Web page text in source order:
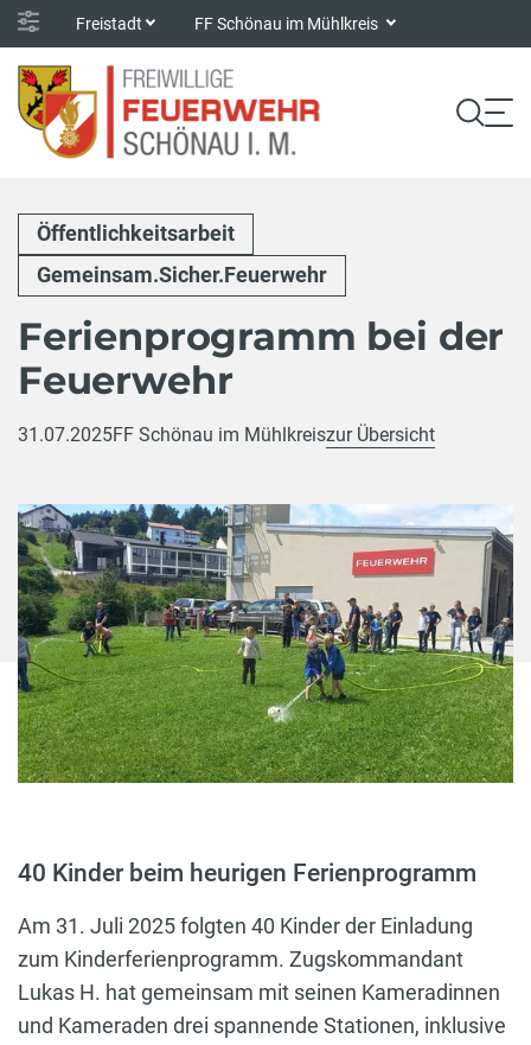
Freistadt FF Schönau im Mühlkreis
Öffentlichkeitsarbeit
Gemeinsam.Sicher.Feuerwehr
Ferienprogramm bei der
Feuerwehr
31.07.2025FF Schönau im Mühlkreiszur Übersicht
40 Kinder beim heurigen Ferienprogramm
Am 31. Juli 2025 folgten 40 Kinder der Einladung
zum Kinderferienprogramm. Zugskommandant
Lukas H. hat gemeinsam mit seinen Kameradinnen
und Kameraden drei spannende Stationen, inklusive